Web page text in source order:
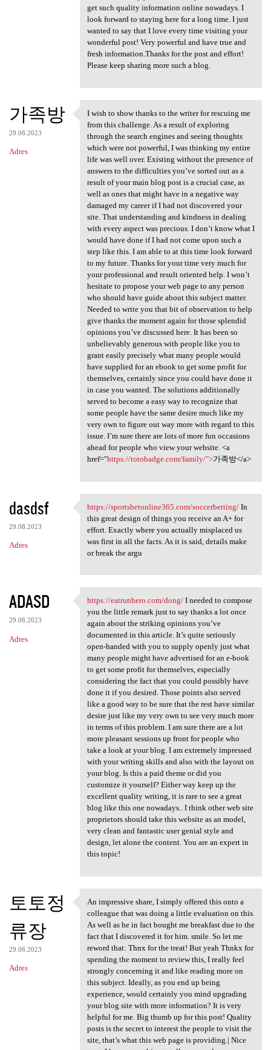
get such quality information online nowadays. I
look forward to staying here for a long time. I just
wanted to say that I love every time visiting your
wonderful post! Very powerful and have true and
fresh information.Thanks for the post and effort!
Please keep sharing more such a blog.
가족방
29.08.2023
Adres
I wish to show thanks to the
I wish to show thanks to the writer for rescuing me
from this challenge. As a result of exploring
through the search engines and seeing thoughts
which were not powerful, I was thinking my entire
life was well over. Existing without the presence of
answers to the difficulties you’ve sorted out as a
result of your main blog post is a crucial case, as
well as ones that might have in a negative way
damaged my career if I had not discovered your
site. That understanding and kindness in dealing
with every aspect was precious. I don’t know what I
would have done if I had not come upon such a
step like this. I am able to at this time look forward
to my future. Thanks for your time very much for
your professional and result oriented help. I won’t
hesitate to propose your web page to any person
who should have guide about this subject matter.
Needed to write you that bit of observation to help
give thanks the moment again for those splendid
opinions you’ve discussed here. It has been so
unbelievably generous with people like you to
grant easily precisely what many people would
have supplied for an ebook to get some profit for
themselves, certainly since you could have done it
in case you wanted. The solutions additionally
served to become a easy way to recognize that
some people have the same desire much like my
very own to figure out way more with regard to this
issue. I’m sure there are lots of more fun occasions
ahead for people who view your website. <a
href="https://totobadge.com/family/">가족방</a>
dasdsf
29.08.2023
Adres
https://sportsbetonline365
https://sportsbetonline365.com/soccerbetting/In
this great design of things you receive an A+ for
effort. Exactly where you actually misplaced us
was first in all the facts. As it is said, details make
or break the argu
ADASD
29.08.2023
Adres
https://eatrunhero.com/dong/
https://eatrunhero.com/dong/I needed to compose
you the little remark just to say thanks a lot once
again about the striking opinions you’ve
documented in this article. It’s quite seriously
open-handed with you to supply openly just what
many people might have advertised for an e-book
to get some profit for themselves, especially
considering the fact that you could possibly have
done it if you desired. Those points also served
like a good way to be sure that the rest have similar
desire just like my very own to see very much more
in terms of this problem. I am sure there are a lot
more pleasant sessions up front for people who
take a look at your blog. I am extremely impressed
with your writing skills and also with the layout on
your blog. Is this a paid theme or did you
customize it yourself? Either way keep up the
excellent quality writing, it is rare to see a great
blog like this one nowadays.. I think other web site
proprietors should take this website as an model,
very clean and fantastic user genial style and
design, let alone the content. You are an expert in
this topic!
토토정
류장
29.08.2023
Adres
An impressive share, I simply
An impressive share, I simply offered this onto a
colleague that was doing a little evaluation on this.
As well as he in fact bought me breakfast due to the
fact that I discovered it for him. smile. So let me
reword that: Thnx for the treat! But yeah Thnkx for
spending the moment to review this, I really feel
strongly concerning it and like reading more on
this subject. Ideally, as you end up being
experience, would certainly you mind upgrading
your blog site with more information? It is very
helpful for me. Big thumb up for this post! Quality
posts is the secret to interest the people to visit the
site, that’s what this web page is providing.| Nice